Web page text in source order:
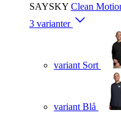
SAYSKY Clean
3 varianter
variant Sort
variant Blå